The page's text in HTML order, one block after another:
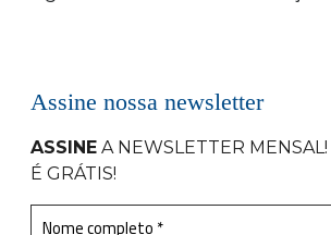
Assine nossa newsletter
ASSINE A NEWSLETTER MENSAL!
É GRÁTIS!